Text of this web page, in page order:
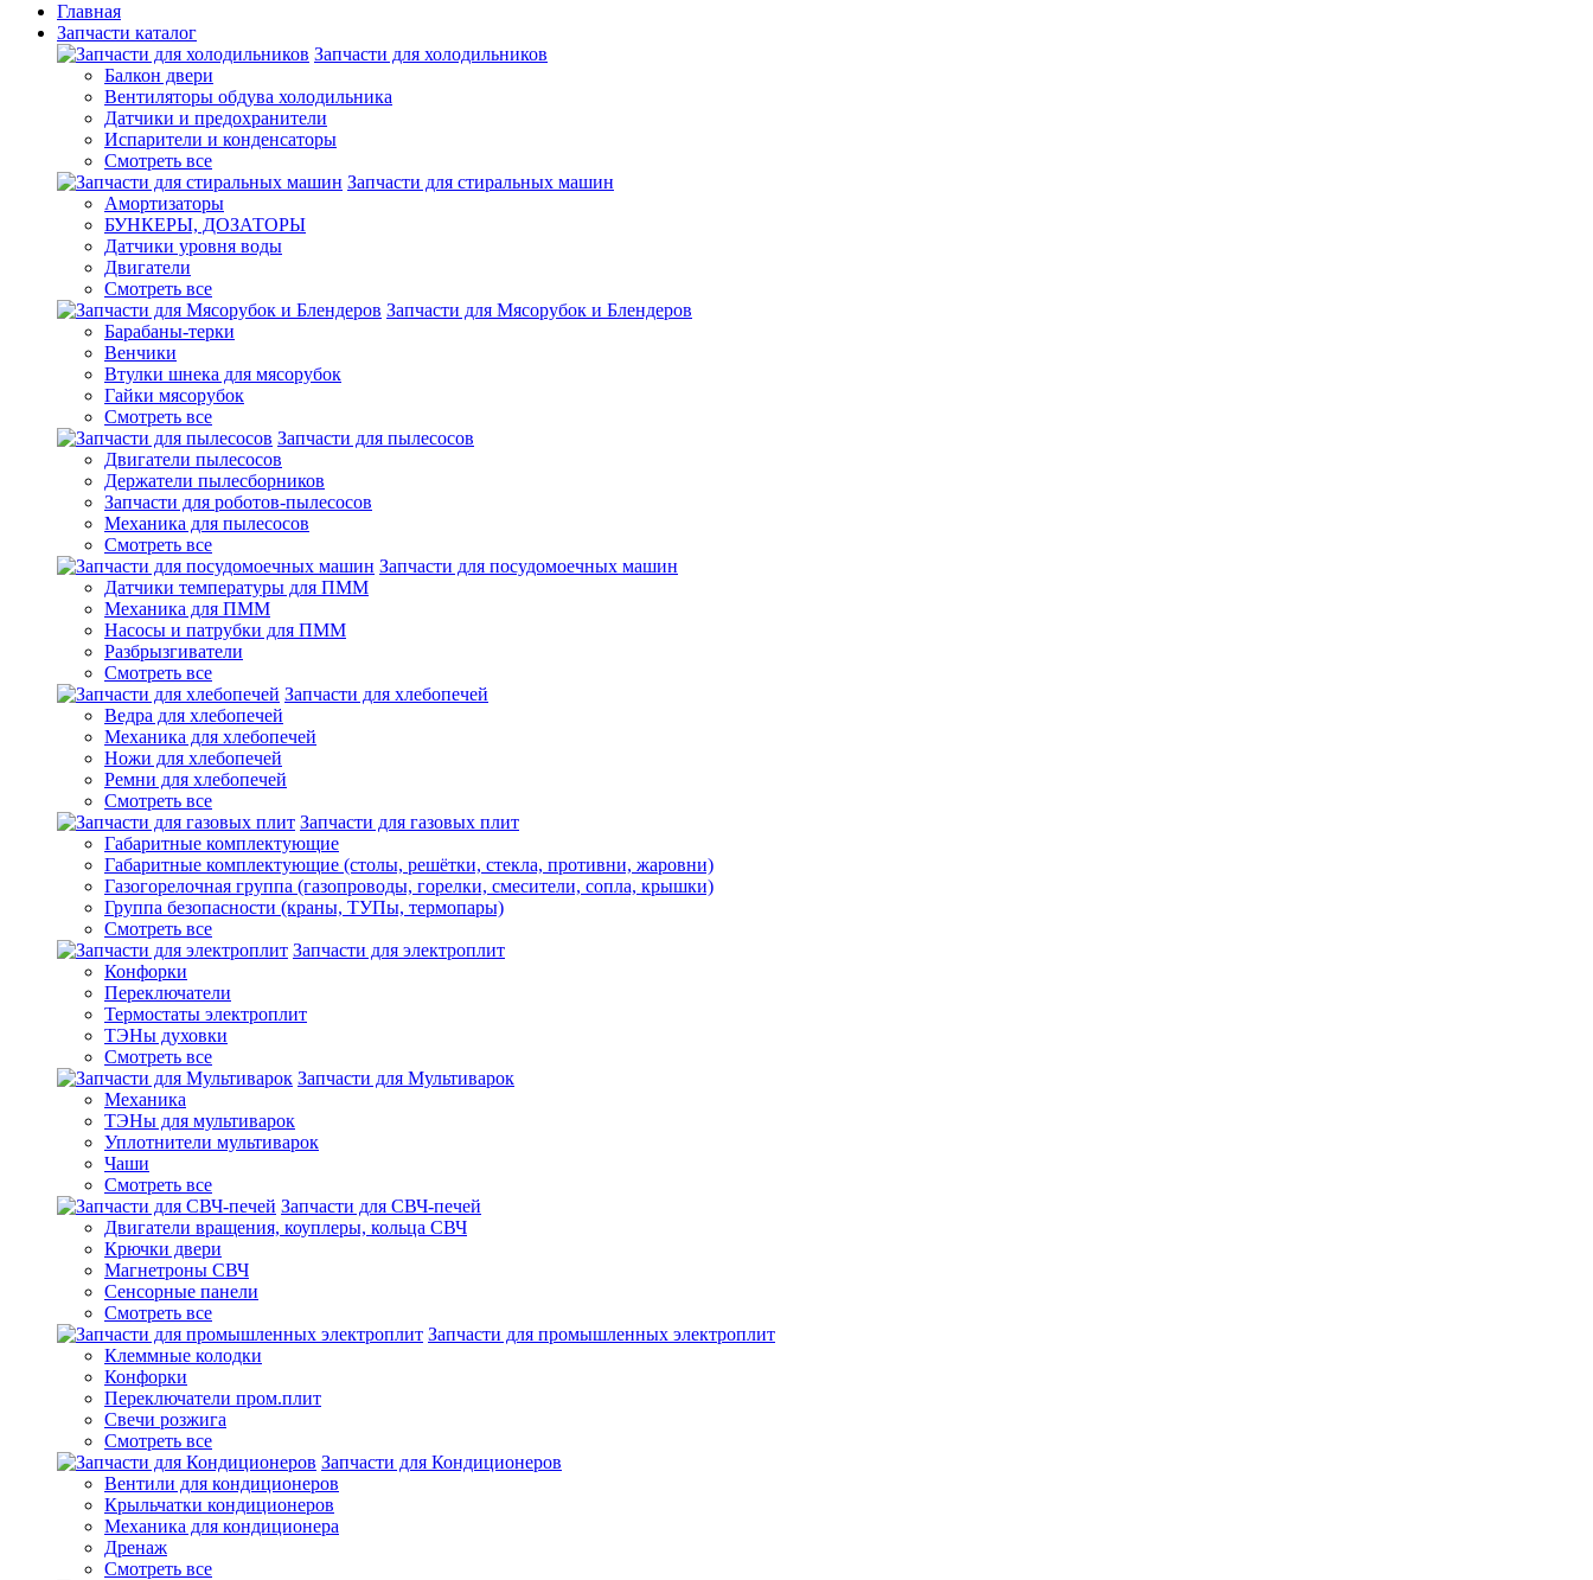
Главная
Запчасти каталог
Запчасти для холодильников
Балкон двери
Вентиляторы обдува холодильника
Датчики и предохранители
Испарители и конденсаторы
Смотреть все
Запчасти для стиральных машин
Амортизаторы
БУНКЕРЫ, ДОЗАТОРЫ
Датчики уровня воды
Двигатели
Смотреть все
Запчасти для Мясорубок и Блендеров
Барабаны-терки
Венчики
Втулки шнека для мясорубок
Гайки мясорубок
Смотреть все
Запчасти для пылесосов
Двигатели пылесосов
Держатели пылесборников
Запчасти для роботов-пылесосов
Механика для пылесосов
Смотреть все
Запчасти для посудомоечных машин
Датчики температуры для ПММ
Механика для ПММ
Насосы и патрубки для ПММ
Разбрызгиватели
Смотреть все
Запчасти для хлебопечей
Ведра для хлебопечей
Механика для хлебопечей
Ножи для хлебопечей
Ремни для хлебопечей
Смотреть все
Запчасти для газовых плит
Габаритные комплектующие
Габаритные комплектующие (столы, решётки, стекла, противни, жаровни)
Газогорелочная группа (газопроводы, горелки, смесители, сопла, крышки)
Группа безопасности (краны, ТУПы, термопары)
Смотреть все
Запчасти для электроплит
Конфорки
Переключатели
Термостаты электроплит
ТЭНы духовки
Смотреть все
Запчасти для Мультиварок
Механика
ТЭНы для мультиварок
Уплотнители мультиварок
Чаши
Смотреть все
Запчасти для СВЧ-печей
Двигатели вращения, коуплеры, кольца СВЧ
Крючки двери
Магнетроны СВЧ
Сенсорные панели
Смотреть все
Запчасти для промышленных электроплит
Клеммные колодки
Конфорки
Переключатели пром.плит
Свечи розжига
Смотреть все
Запчасти для Кондиционеров
Вентили для кондиционеров
Крыльчатки кондиционеров
Механика для кондиционера
Дренаж
Смотреть все